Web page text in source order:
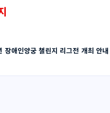
애인양궁 챌린지 리그전 개최 안내